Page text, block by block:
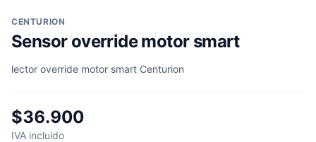
CENTURION
Sensor override motor smart
lector override motor smart Centurion
$36.900
IVA incluido